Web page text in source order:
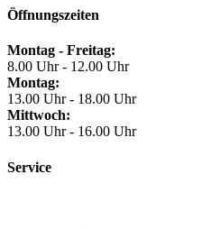
Öffnungszeiten
Montag - Freitag:
8.00 Uhr - 12.00 Uhr
Montag:
13.00 Uhr - 18.00 Uhr
Mittwoch:
13.00 Uhr - 16.00 Uhr
Service